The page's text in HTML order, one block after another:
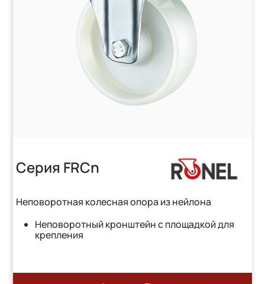
Серия FRCn
Неповоротная колесная опора из нейлона
Неповоротный кронштейн с площадкой для
крепления